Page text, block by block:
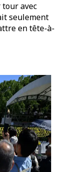
avec
seulement
en tête-à-